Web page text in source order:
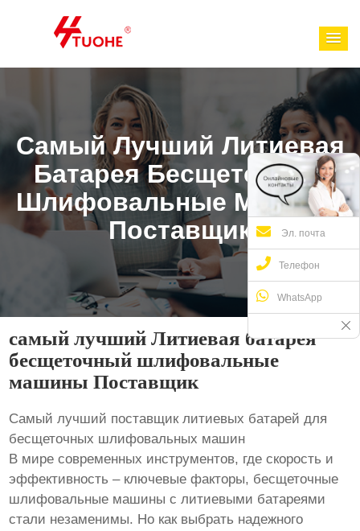
Самый Лучший Литиевая
Батарея Бесщеточный
Шлифовальные Машины
Поставщик
самый лучший Литиевая батарея
бесщеточный шлифовальные
машины Поставщик
Самый лучший поставщик литиевых батарей для
бесщеточных шлифовальных машин
В мире современных инструментов, где скорость и
эффективность – ключевые факторы, бесщеточные
шлифовальные машины с литиевыми батареями
стали незаменимы. Но как выбрать надежного
Эл. почта
Телефон
WhatsApp